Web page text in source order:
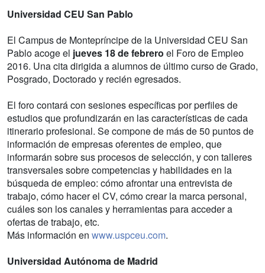
Universidad CEU San Pablo
El Campus de Montepríncipe de la Universidad CEU San
Pablo acoge el jueves 18 de febrero el Foro de Empleo
2016. Una cita dirigida a alumnos de último curso de Grado,
Posgrado, Doctorado y recién egresados.
El foro contará con sesiones específicas por perfiles de
estudios que profundizarán en las características de cada
itinerario profesional. Se compone de más de 50 puntos de
información de empresas oferentes de empleo, que
informarán sobre sus procesos de selección, y con talleres
transversales sobre competencias y habilidades en la
búsqueda de empleo: cómo afrontar una entrevista de
trabajo, cómo hacer el CV, cómo crear la marca personal,
cuáles son los canales y herramientas para acceder a
ofertas de trabajo, etc.
Más información en www.uspceu.com.
Universidad Autónoma de Madrid